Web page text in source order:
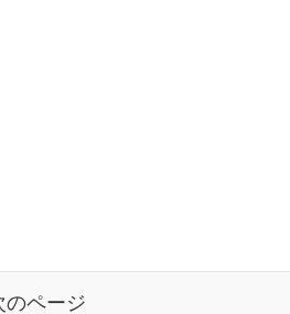
のページ